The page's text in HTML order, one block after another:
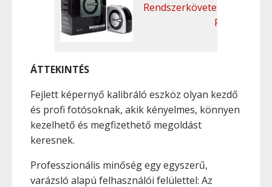
Rendszerkövetelmények
Funkciók
ÁTTEKINTÉS
Fejlett képernyő kalibráló eszköz olyan kezdő
és profi fotósoknak, akik kényelmes, könnyen
kezelhető és megfizethető megoldást
keresnek.
Professzionális minőség egy egyszerű,
varázsló alapú felhasználói felülettel: Az